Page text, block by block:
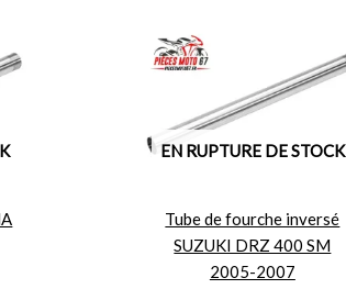
EN RUPTURE DE STOCK
Tube de fourche inversé
SUZUKI DRZ 400 SM
2005-2007